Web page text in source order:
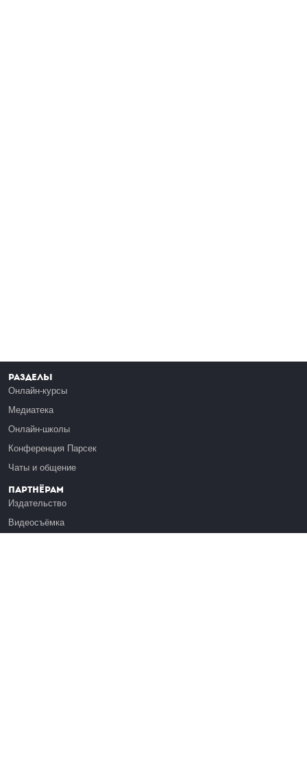
Разделы
Онлайн-курсы
Медиатека
Онлайн-школы
Конференция Парсек
Чаты и общение
Партнёрам
Издательство
Видеосъёмка